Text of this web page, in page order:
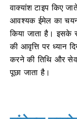
वाक्यांश टाइप किए
आवश्यक ईमेल का चयन
किया जाता है। इसके
की आवृत्ति पर ध्यान
करने की तिथि और
पूछा जाता है।